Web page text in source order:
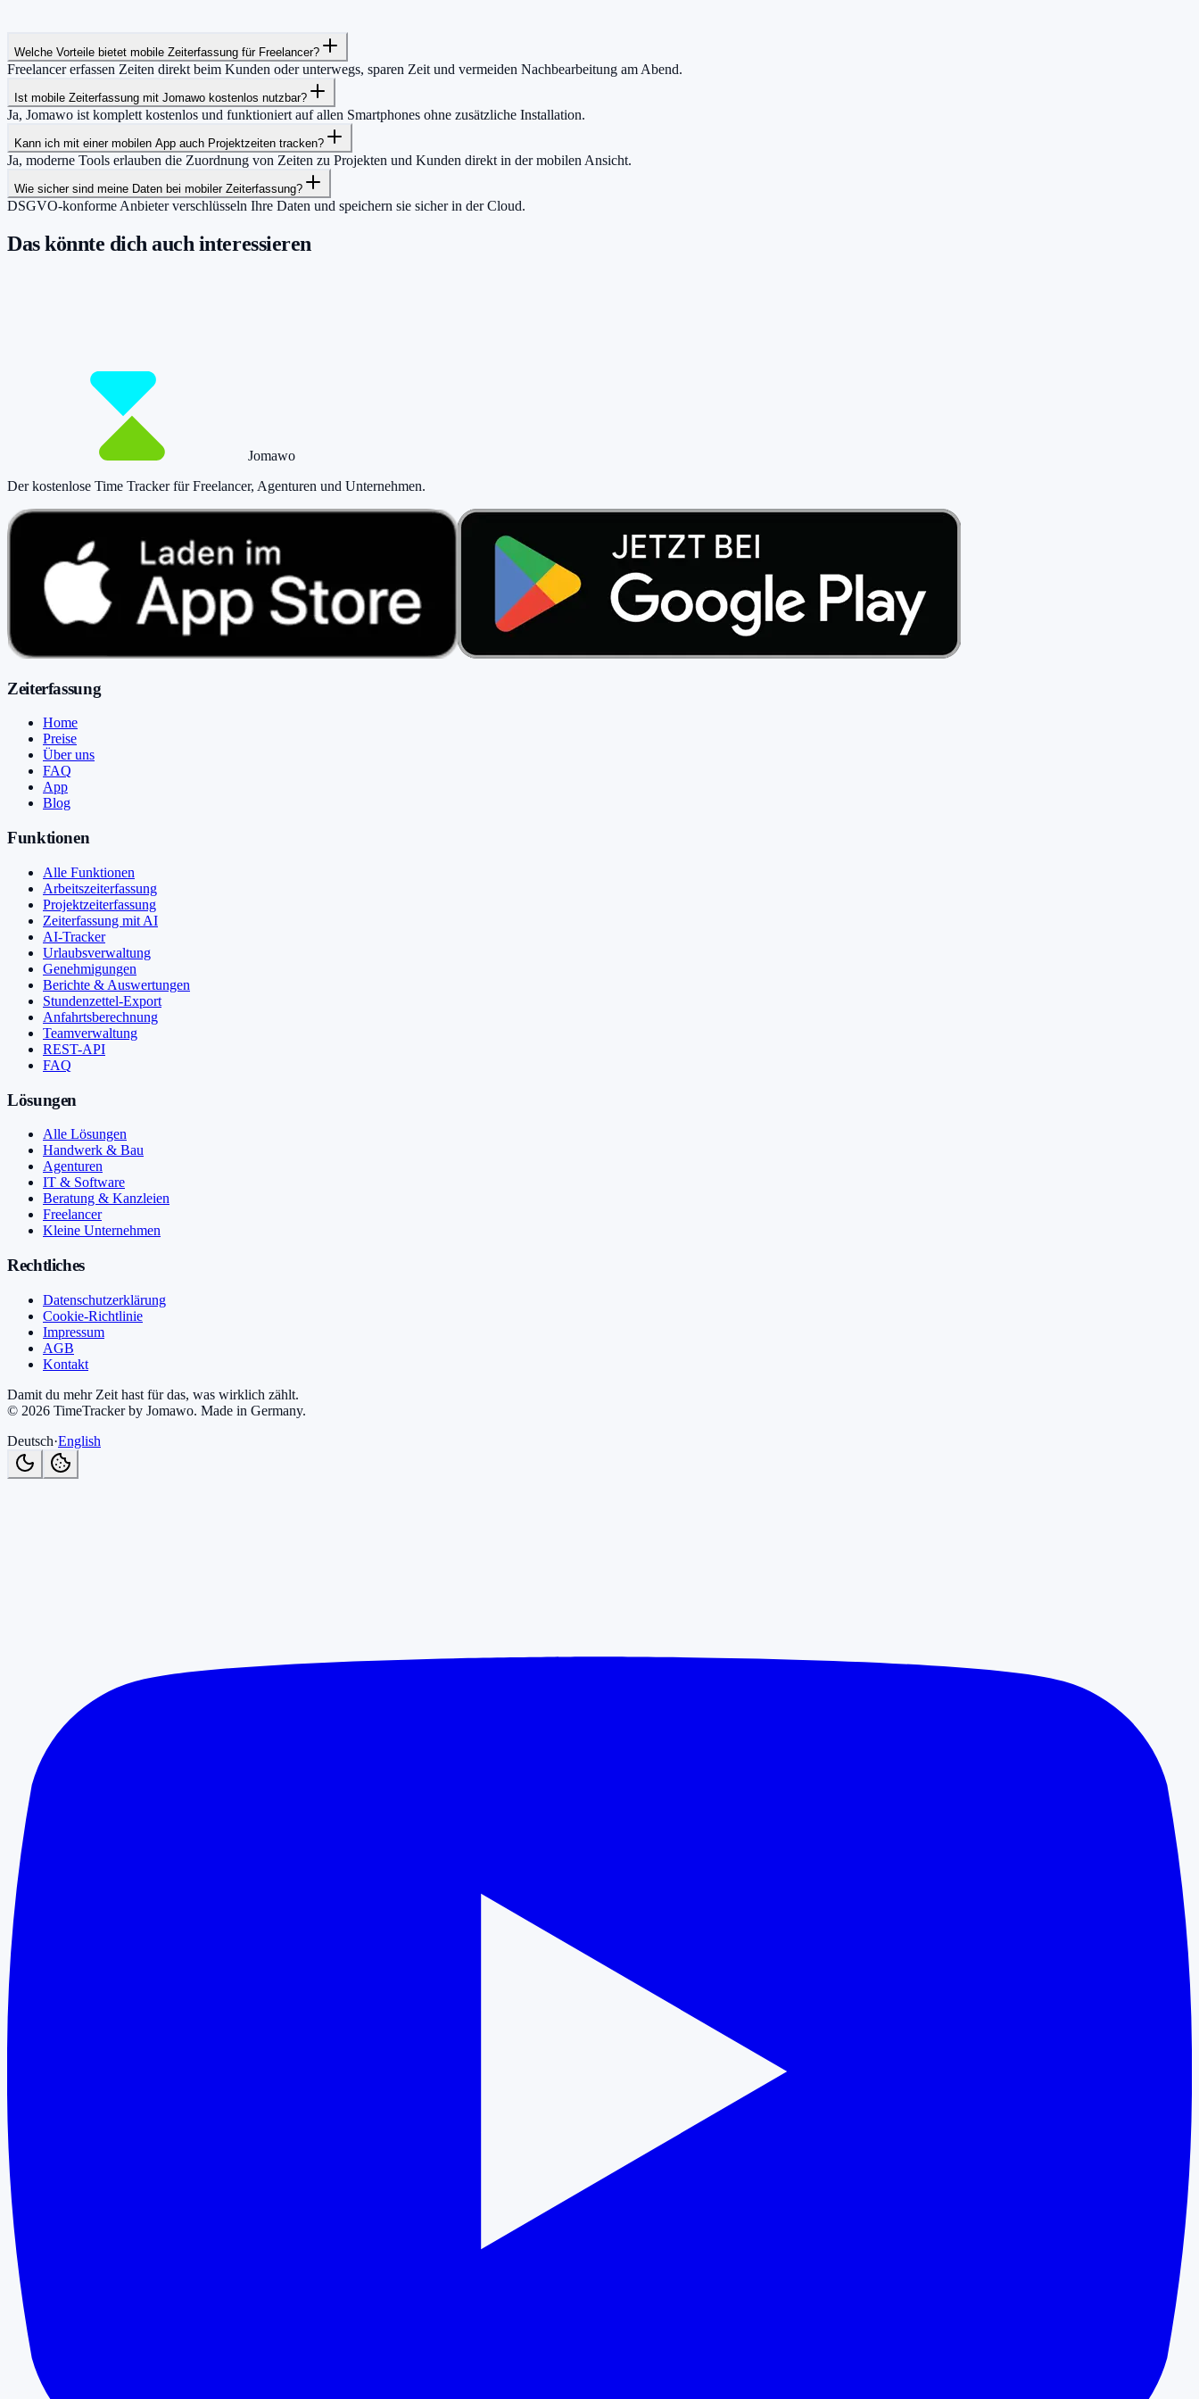
Welche Vorteile bietet mobile Zeiterfassung für Freelancer?
Freelancer erfassen Zeiten direkt beim Kunden oder unterwegs, sparen Zeit und vermeiden Nachbearbeitung am Abend.
Ist mobile Zeiterfassung mit Jomawo kostenlos nutzbar?
Ja, Jomawo ist komplett kostenlos und funktioniert auf allen Smartphones ohne zusätzliche Installation.
Kann ich mit einer mobilen App auch Projektzeiten tracken?
Ja, moderne Tools erlauben die Zuordnung von Zeiten zu Projekten und Kunden direkt in der mobilen Ansicht.
Wie sicher sind meine Daten bei mobiler Zeiterfassung?
DSGVO-konforme Anbieter verschlüsseln Ihre Daten und speichern sie sicher in der Cloud.
Das könnte dich auch interessieren
Jomawo
Der kostenlose Time Tracker für Freelancer, Agenturen und Unternehmen.
Zeiterfassung
Home
Preise
Über uns
FAQ
App
Blog
Funktionen
Alle Funktionen
Arbeitszeiterfassung
Projektzeiterfassung
Zeiterfassung mit AI
AI-Tracker
Urlaubsverwaltung
Genehmigungen
Berichte & Auswertungen
Stundenzettel-Export
Anfahrtsberechnung
Teamverwaltung
REST-API
FAQ
Lösungen
Alle Lösungen
Handwerk & Bau
Agenturen
IT & Software
Beratung & Kanzleien
Freelancer
Kleine Unternehmen
Rechtliches
Datenschutzerklärung
Cookie-Richtlinie
Impressum
AGB
Kontakt
Damit du mehr Zeit hast für das, was wirklich zählt.
© 2026 TimeTracker by Jomawo. Made in Germany.
Deutsch·English